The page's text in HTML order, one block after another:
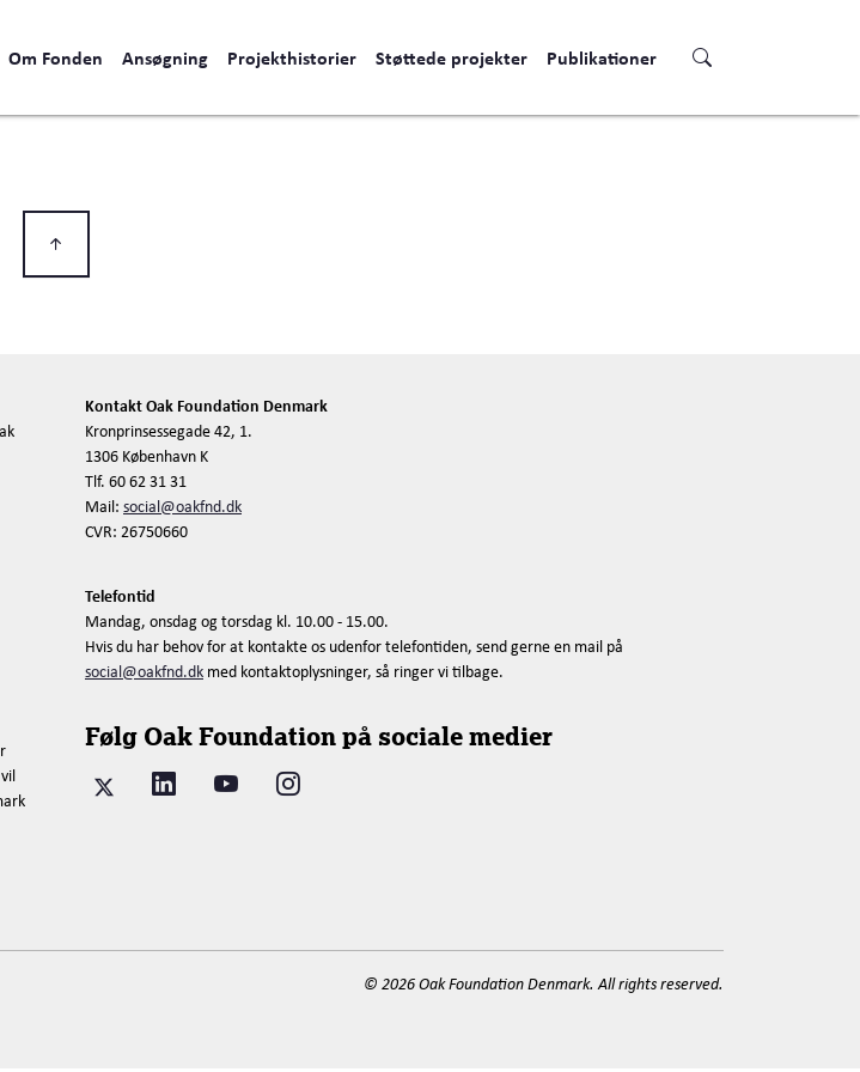
Om Fonden Ansøgning Projekthistorier Støttede projekter Publikationer
Kontakt Oak Foundation Denmark
Kronprinsessegade 42, 1.
1306 København K
Tlf. 60 62 31 31
Mail: social@oakfnd.dk
CVR: 26750660
Telefontid
Mandag, onsdag og torsdag kl. 10.00 - 15.00.
Hvis du har behov for at kontakte os udenfor telefontiden, send gerne en mail på
social@oakfnd.dk med kontaktoplysninger, så ringer vi tilbage.
Følg Oak Foundation på sociale medier
© 2026 Oak Foundation Denmark. All rights reserved.